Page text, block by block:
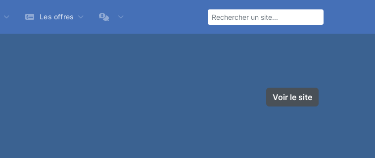
Les offres
Voir le site